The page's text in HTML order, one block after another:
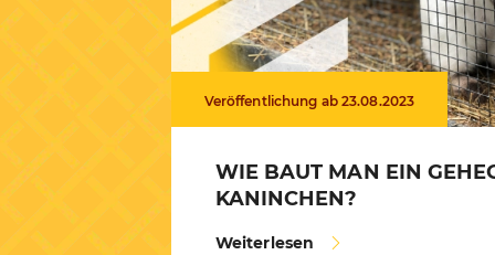
Veröffentlichung ab 23.08.2023
WIE BAUT MAN EIN
KANINCHEN?
Weiterlesen